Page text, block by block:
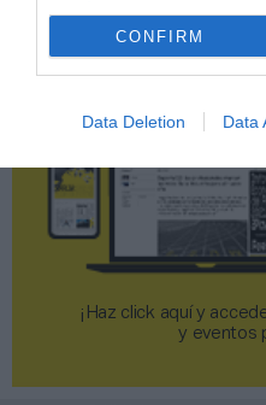
CONFIRM
Data Deletion Data
¡Haz click aquí y
y eventos